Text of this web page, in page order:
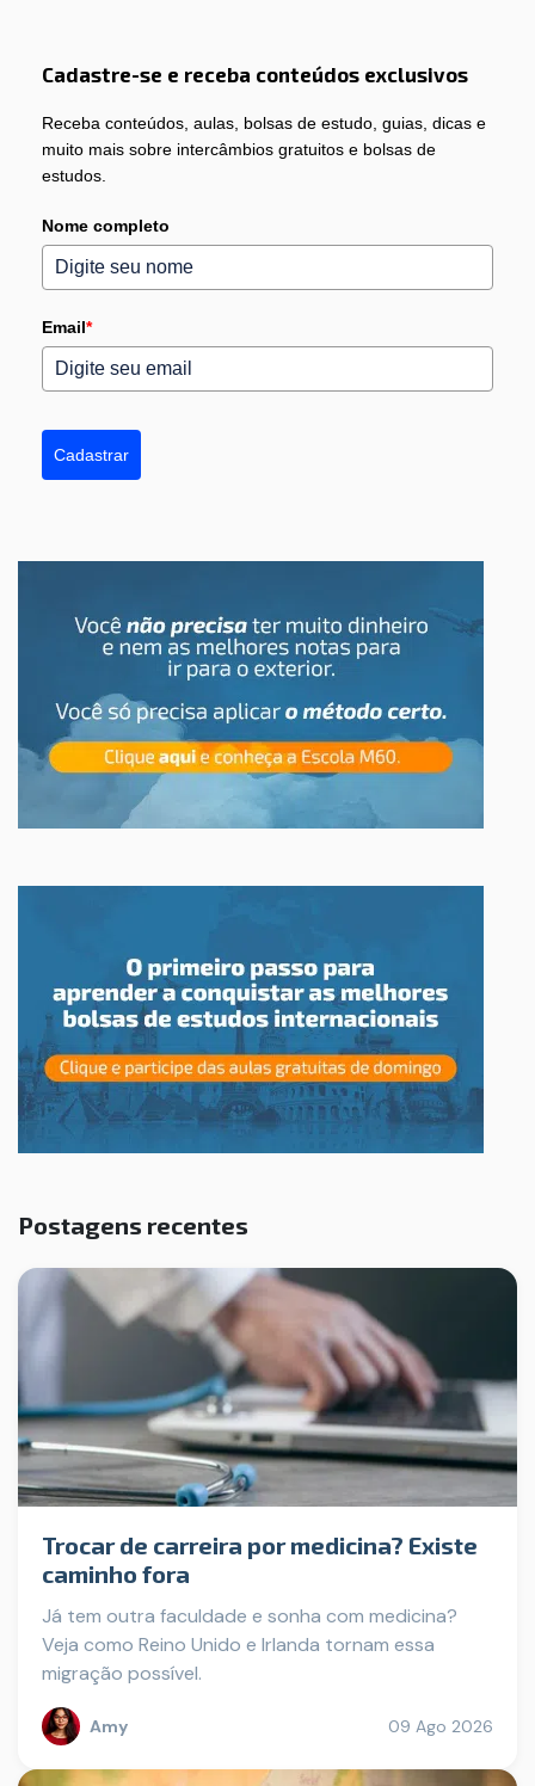
Cadastre-se e receba conteúdos exclusivos
Receba conteúdos, aulas, bolsas de estudo, guias, dicas e
muito mais sobre intercâmbios gratuitos e bolsas de
estudos.
Nome completo
Email*
Cadastrar
Postagens recentes
Trocar de carreira por medicina? Existe
caminho fora
Já tem outra faculdade e sonha com medicina?
Veja como Reino Unido e Irlanda tornam essa
migração possível.
Amy 09 Ago 2026